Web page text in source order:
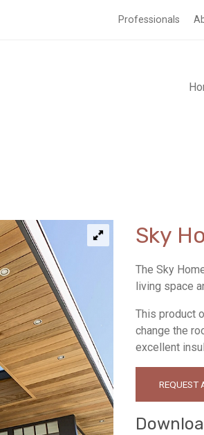
Professionals
Sky
The Sky
living space
This product
change the
excellent
REQUEST